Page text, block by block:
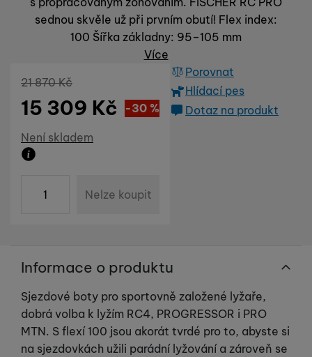
Tyto cookies nám umožňují měření výkonu našeho webu i
našich reklamních kampaní. Jejich pomocí určujeme počet
návštěv a zdroje návštěv našich internetových stránek. Data
získaná pomocí těchto cookies zpracováváme souhrnně a
anonymně, takže nejsme schopni identifikovat konkrétní
uživatele našeho webu.
abychom vás neobtěžovali nevhodnou
Povoleno
Marketingové cookies používáme my nebo naši partneři,
abychom vám mohli zobrazit vhodné obsahy nebo reklamy jak
na našich stránkách, tak na stránkách třetích stran.
sednou skvěle už při prvním obutí! Flex index:
100 Šířka základny: 95–105 mm
Více
Dostupnost
Není skladem
Původní cena
21 870Kč
Sleva
6 561Kč
(
-30 %
15 309 Kč
Nelze koupit
Porovnat
Hlídací pes
Dotaz na produkt
Informace o produktu
Sjezdové boty pro sportovně založené lyžaře,
dobrá volba k lyžím RC4, PROGRESSOR i PRO
MTN. S flexí 100 jsou akorát tvrdé pro to, abyste si
na sjezdovkách užili parádní lyžování a zároveň se